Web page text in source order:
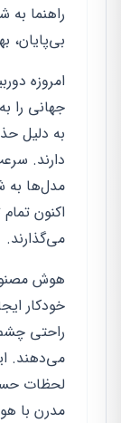
راهنما
بی‌پایان،
جهانی را
به دلیل
دارند.
مدل‌ها به
اکنون
می‌گذارند.
هوش
خودکار
راحتی
می‌دهند.
لحظات
مدرن با